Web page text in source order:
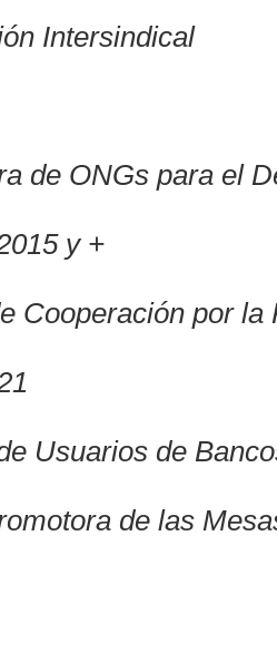
Intersindical
de ONGs para el
y +
Cooperación por la
Usuarios de
de las